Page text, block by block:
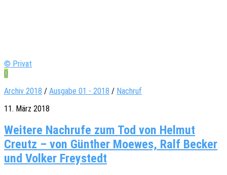
© Privat
0
Archiv 2018 / Ausgabe 01 - 2018 / Nachruf
11. März 2018
Weitere Nachrufe zum Tod von Helmut
Creutz – von Günther Moewes, Ralf Becker
und Volker Freystedt